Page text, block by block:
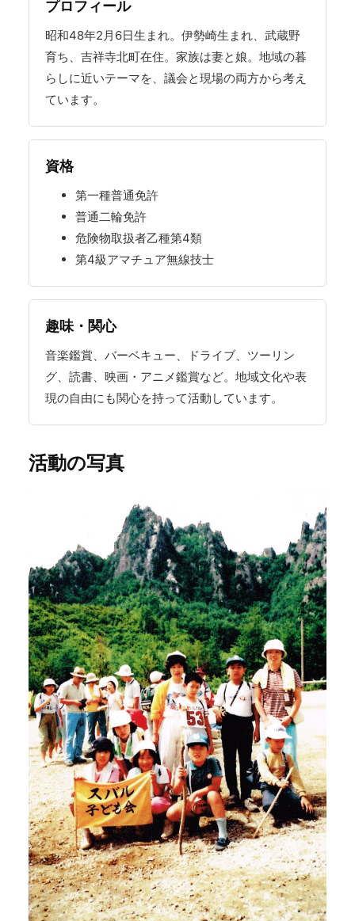
プロフィール
昭和48年2月6日生まれ。伊勢崎生まれ、武蔵野
育ち、吉祥寺北町在住。家族は妻と娘。地域の暮
らしに近いテーマを、議会と現場の両方から考え
ています。
資格
第一種普通免許
普通二輪免許
危険物取扱者乙種第4類
第4級アマチュア無線技士
趣味・関心
音楽鑑賞、バーベキュー、ドライブ、ツーリン
グ、読書、映画・アニメ鑑賞など。地域文化や表
現の自由にも関心を持って活動しています。
活動の写真